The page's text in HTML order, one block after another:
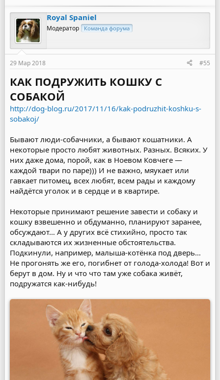
Royal Spaniel
Модератор Команда форума
29 Мар 2018 #55
КАК ПОДРУЖИТЬ КОШКУ С
СОБАКОЙ
http://dog-blog.ru/2017/11/16/kak-podruzhit-koshku-s-
sobakoj/
Бывают люди-собачники, а бывают кошатники. А
некоторые просто любят животных. Разных. Всяких. У
них даже дома, порой, как в Ноевом Ковчеге —
каждой твари по паре))) И не важно, мяукает или
гавкает питомец, всех любят, всем рады и каждому
найдётся уголок и в сердце и в квартире.
Некоторые принимают решение завести и собаку и
кошку взвешенно и обдуманно, планируют заранее,
обсуждают… А у других всё стихийно, просто так
складываются их жизненные обстоятельства.
Подкинули, например, малыша-котёнка под дверь…
Не прогонять же его, погибнет от голода-холода! Вот и
берут в дом. Ну и что что там уже собака живёт,
подружатся как-нибудь!